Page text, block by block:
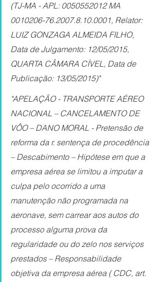
(TJ-MA - APL: 0050552012 MA
0010206-76.2007.8.10.0001, Relator:
LUIZ GONZAGA ALMEIDA FILHO,
Data de Julgamento: 12/05/2015,
QUARTA CÂMARA CÍVEL, Data de
Publicação: 13/05/2015)"
"APELAÇÃO - TRANSPORTE AÉREO
NACIONAL – CANCELAMENTO DE
VÔO – DANO MORAL - Pretensão de
reforma da r. sentença de procedência
– Descabimento – Hipótese em que a
empresa aérea se limitou a imputar a
culpa pelo ocorrido a uma
manutenção não programada na
aeronave, sem carrear aos autos do
processo alguma prova da
regularidade ou do zelo nos serviços
prestados – Responsabilidade
objetiva da empresa aérea ( CDC, art.